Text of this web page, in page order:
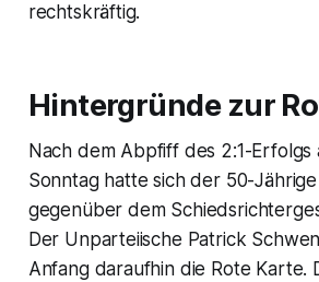
rechtskräftig.
Hintergründe zur
Nach dem Abpfiff des 2:1-Erfolgs
Sonntag hatte sich der 50-
gegenüber dem
Der Unparteiische Patrick
Anfang daraufhin die Rote Karte.